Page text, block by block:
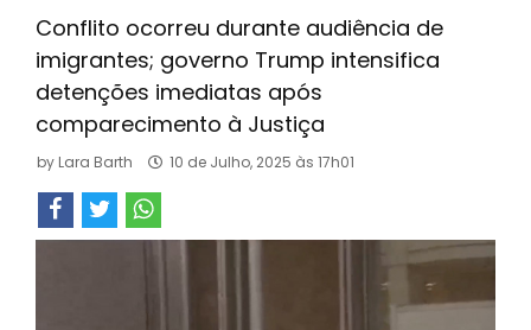
Conflito ocorreu durante audiência de
imigrantes; governo Trump intensifica
detenções imediatas após
comparecimento à Justiça
by Lara Barth 10 de Julho, 2025 às 17h01